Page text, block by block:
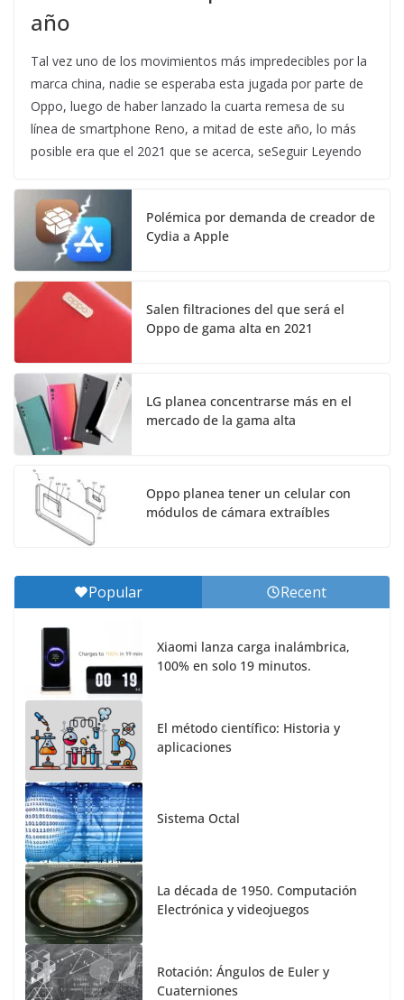
año
Tal vez uno de los movimientos más impredecibles por la
marca china, nadie se esperaba esta jugada por parte de
Oppo, luego de haber lanzado la cuarta remesa de su
línea de smartphone Reno, a mitad de este año, lo más
posible era que el 2021 que se acerca, seSeguir Leyendo
Polémica por demanda de creador de
Cydia a Apple
Salen filtraciones del que será el
Oppo de gama alta en 2021
LG planea concentrarse más en el
mercado de la gama alta
Oppo planea tener un celular con
módulos de cámara extraíbles
Popular Recent
Xiaomi lanza carga inalámbrica,
100% en solo 19 minutos.
El método científico: Historia y
aplicaciones
Sistema Octal
La década de 1950. Computación
Electrónica y videojuegos
Rotación: Ángulos de Euler y
Cuaterniones